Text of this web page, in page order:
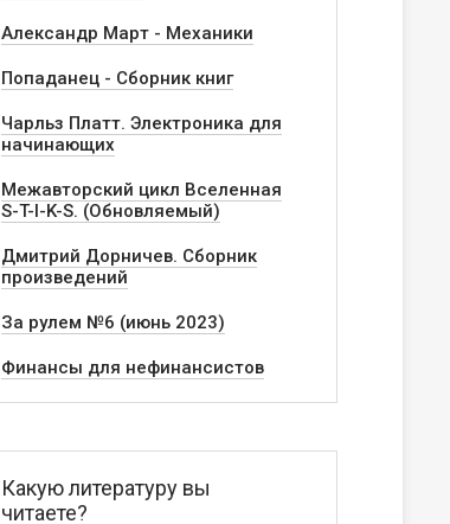
Александр Март - Механики
Попаданец - Сборник книг
Чарльз Платт. Электроника для
начинающих
Межавторский цикл Вселенная
S-T-I-K-S. (Обновляемый)
Дмитрий Дорничев. Сборник
произведений
За рулем №6 (июнь 2023)
Финансы для нефинансистов
Какую литературу вы
читаете?